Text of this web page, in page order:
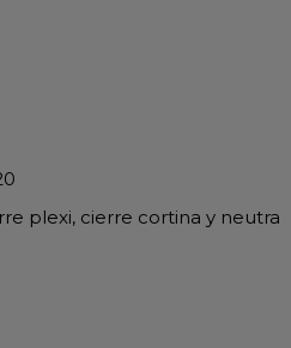
plexi, cierre cortina y neutra